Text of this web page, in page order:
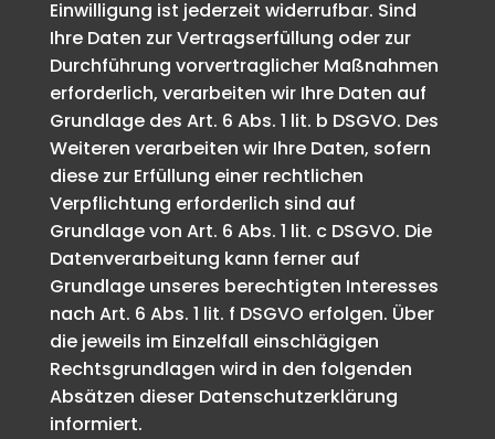
Einwilligung ist jederzeit widerrufbar. Sind
Ihre Daten zur Vertragserfüllung oder zur
Durchführung vorvertraglicher Maßnahmen
erforderlich, verarbeiten wir Ihre Daten auf
Grundlage des Art. 6 Abs. 1 lit. b DSGVO. Des
Weiteren verarbeiten wir Ihre Daten, sofern
diese zur Erfüllung einer rechtlichen
Verpflichtung erforderlich sind auf
Grundlage von Art. 6 Abs. 1 lit. c DSGVO. Die
Datenverarbeitung kann ferner auf
Grundlage unseres berechtigten Interesses
nach Art. 6 Abs. 1 lit. f DSGVO erfolgen. Über
die jeweils im Einzelfall einschlägigen
Rechtsgrundlagen wird in den folgenden
Absätzen dieser Datenschutzerklärung
informiert.